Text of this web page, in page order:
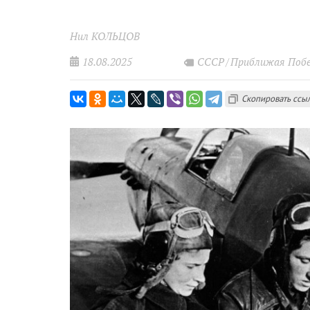
Нил КОЛЬЦОВ
18.08.2025
СССР Приближая
Скопировать